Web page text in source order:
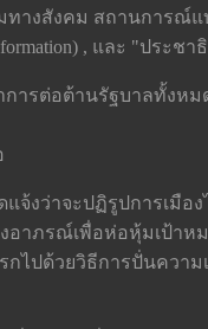
างสังคม สถานการณ์แ
, และ "ประชา
ารต่อต้านรัฐบาลทั้งห
จ้งว่าจะปฏิรูปการเมือ
อาภรณ์เพื่อห่อหุ้มเป้า
ไปด้วยวิธีการปั่นควา